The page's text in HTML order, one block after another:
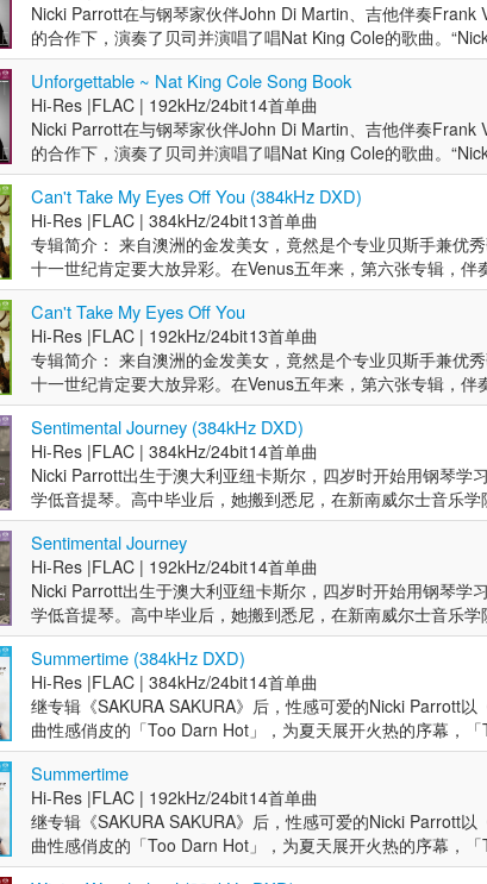
手、歌手，生于纽卡斯尔。四岁学钢琴，后兼学长笛，十五
乐学院学习爵士乐，在校期间开始与澳大利亚爵士音乐家合
·克莱默（Daniel Kramer）、美国小号手博比·休（Bobby
亚巡演，于实践中继续磨炼技艺。
Paul）合作，成为莱斯·保罗三重奏的一员。在那期间，她与
曼纽等不同风格的吉他手同台，也在日后陆续与米歇尔·勒格
过合作。经历过这些大场面，再回到钢琴和贝斯两件乐器的
介： 妮基·帕罗特（Nicki Parrott），澳大利亚低音提琴手、
笛，十五岁改攻低音提琴。高中毕业后进入新南威尔士音乐学
音乐家合作，包括钢琴家迈克·诺克（Mike Nock）、萨克斯手
博斯基（Paul Grabowsky）等，并随俄罗斯音乐家丹尼尔·
Nicki Parrott在与钢琴家伙伴John Di Martin、吉他伴奏
的合作下，演奏了贝司并演唱了唱Nat King Cole的歌曲。
具有独创性编排带来十足的诱惑。” ——爵士时报 Nicki出生
乐，接着又学习了长笛。Nicki在15岁时改学低音提琴。高中
习爵士乐。在那里，她开始和澳大利亚音乐家一起演奏，如
Bernie McGann, Ten Part Invention。她还和俄罗斯音乐家
手Bobby Shew和Chuck Findley一起游览了澳大利亚。她又
Clayton。 2000年6月，妮基开始与传奇吉他手和发明家莱斯
为莱斯·保罗三重奏的一部分，妮基和众多吉他大师们一起并
Miller to fellow Aussie, Tommy Emmanuel等。此后她与
Terry, Jose Feliciano, Bucky Pizzarelli, John Pizzarelli, Dick
Orchestra, Harry Allen, Warren Vache, Marlena Shaw,
Unforgettable ~ Nat King Cole Song Book
Hi-Res |FLAC | 192kHz/24bit14首单曲
Nicki Parrott在与钢琴家伙伴John Di Martin、吉他伴奏
的合作下，演奏了贝司并演唱了唱Nat King Cole的歌曲。
具有独创性编排带来十足的诱惑。” ——爵士时报 Nicki出生
乐，接着又学习了长笛。Nicki在15岁时改学低音提琴。高中
习爵士乐。在那里，她开始和澳大利亚音乐家一起演奏，如
Bernie McGann, Ten Part Invention。她还和俄罗斯音乐家
手Bobby Shew和Chuck Findley一起游览了澳大利亚。她又
Clayton。 2000年6月，妮基开始与传奇吉他手和发明家莱斯
为莱斯·保罗三重奏的一部分，妮基和众多吉他大师们一起并
Miller to fellow Aussie, Tommy Emmanuel等。此后她与
Terry, Jose Feliciano, Bucky Pizzarelli, John Pizzarelli, Dick
Orchestra, Harry Allen, Warren Vache, Marlena Shaw,
Can't Take My Eyes Off You (384kHz DXD)
Hi-Res |FLAC | 384kHz/24bit13首单曲
专辑简介： 来自澳洲的金发美女，竟然是个专业贝斯手兼优
十一世纪肯定要大放异彩。在Venus五年来，第六张专辑，
伦！ 近年来好莱坞影坛被澳洲明星及导演「攻占」，在爵士
特也在美国、日本获得相当好的成绩。妮基四岁开始学钢琴，
要贝斯手而转换跑道。没想到这个较少女性选择的乐器相当适
续学习爵士乐，也开始成为一位职业演奏家。在拿到奖学金
手雷斯．保罗的Iridium Jazz Club的固定现场演奏吸引了许
也是第一个要求她开口歌唱的人。 虽然已经在许多音乐家的
辑却直到2007年才在Venus发行。在这之后就是一连串的成
Off You」已经是她在Venus的第六张个人专辑！ 本专辑锁定
「Can't Take My Eyes Off You」是流行歌手法兰克．威利最
年来依然经典。另外如电影绿野仙踪插曲「Somewhere
声有著活泼的表情，非常适合演唱流行经典。 这张专辑的阵
手艾文．亚金森两位常合作的乐手，以及自己的姐姐丽莎．派
是还有恰克．瑞德的铁琴，六人组的乐团让音乐听来更加丰
中精彩的独奏让人叫绝。当然，里面多首歌曲都有约翰．迪
巧。
Can't Take My Eyes Off You
Hi-Res |FLAC | 192kHz/24bit13首单曲
专辑简介： 来自澳洲的金发美女，竟然是个专业贝斯手兼优
十一世纪肯定要大放异彩。在Venus五年来，第六张专辑，
伦！ 近年来好莱坞影坛被澳洲明星及导演「攻占」，在爵士
特也在美国、日本获得相当好的成绩。妮基四岁开始学钢琴，
要贝斯手而转换跑道。没想到这个较少女性选择的乐器相当适
续学习爵士乐，也开始成为一位职业演奏家。在拿到奖学金
手雷斯．保罗的Iridium Jazz Club的固定现场演奏吸引了许
也是第一个要求她开口歌唱的人。 虽然已经在许多音乐家的
辑却直到2007年才在Venus发行。在这之后就是一连串的成
Off You」已经是她在Venus的第六张个人专辑！ 本专辑锁定
「Can't Take My Eyes Off You」是流行歌手法兰克．威利最
年来依然经典。另外如电影绿野仙踪插曲「Somewhere
声有著活泼的表情，非常适合演唱流行经典。 这张专辑的阵
手艾文．亚金森两位常合作的乐手，以及自己的姐姐丽莎．
是还有恰克．瑞德的铁琴，六人组的乐团让音乐听来更加丰
中精彩的独奏让人叫绝。当然，里面多首歌曲都有约翰．迪
巧。
Sentimental Journey (384kHz DXD)
Hi-Res |FLAC | 384kHz/24bit14首单曲
Nicki Parrott出生于澳大利亚纽卡斯尔，四岁时开始用钢琴学
学低音提琴。高中毕业后，她搬到悉尼，在新南威尔士音乐
乐家一起演奏，如Mike Nock, Dale Barlow, Paul
俄罗斯音乐家Daniel Kramer、Alexander Fischer、美国小号
大利亚。她又继续深造，和旅澳艺术家Ray Brown和John
发明家莱斯·保罗在周一晚上的铱爵士俱乐部进行表演。作为
师们一起并肩工作，例如Paul McCartney, Slash, Steve
之后，她先后与米歇尔·勒格朗，Joe W。此后她与Michel
Jose Feliciano, Bucky Pizzarelli, John Pizzarelli, Dick
Orchestra, Harry Allen, Warren Vache, Marlena Shaw,
Callaway, Bill Mays, Scott Hamilton, Lillian Boutte, Larry
Sentimental Journey
Hi-Res |FLAC | 192kHz/24bit14首单曲
Nicki Parrott出生于澳大利亚纽卡斯尔，四岁时开始用钢琴学
学低音提琴。高中毕业后，她搬到悉尼，在新南威尔士音乐
乐家一起演奏，如Mike Nock, Dale Barlow, Paul
俄罗斯音乐家Daniel Kramer、Alexander Fischer、美国小号
大利亚。她又继续深造，和旅澳艺术家Ray Brown和John
发明家莱斯·保罗在周一晚上的铱爵士俱乐部进行表演。作为
师们一起并肩工作，例如Paul McCartney, Slash, Steve
之后，她先后与米歇尔·勒格朗，Joe W。此后她与Michel
Jose Feliciano, Bucky Pizzarelli, John Pizzarelli, Dick
Orchestra, Harry Allen, Warren Vache, Marlena Shaw,
Callaway, Bill Mays, Scott Hamilton, Lillian Boutte, Larry
Summertime (384kHz DXD)
Hi-Res |FLAC | 384kHz/24bit14首单曲
继专辑《SAKURA SAKURA》后，性感可爱的Nicki Parrott
曲性感俏皮的「Too Darn Hot」，为夏天展开火热的序幕，
悠闲，爵士经典名曲「Summertime」在Nicki Parrott沙哑曼
更多勾人心弦的柔情风采。 2000年6月，Nicki Parrott开始与
爵士俱乐部进行表演。作为莱斯·保罗三重奏的一部分，Nicki
Paul McCartney, Slash, Steve Miller to fellow Aussie,
勒格朗，Joe W。此后她与Michel Legrand, Joe Wilder,
Pizzarelli, John Pizzarelli, Dick Hyman, Patti Labelle & the
Summertime
Hi-Res |FLAC | 192kHz/24bit14首单曲
继专辑《SAKURA SAKURA》后，性感可爱的Nicki Parrott
曲性感俏皮的「Too Darn Hot」，为夏天展开火热的序幕，
悠闲，爵士经典名曲「Summertime」在Nicki Parrott沙哑曼